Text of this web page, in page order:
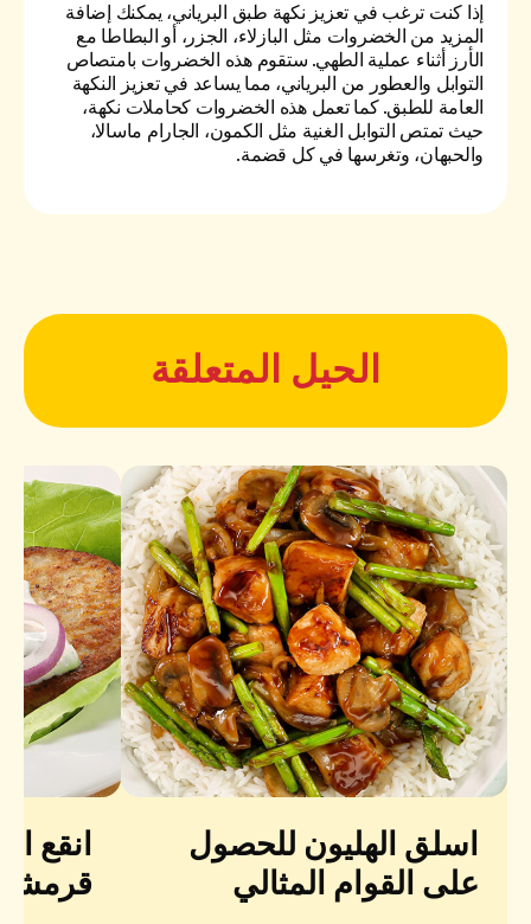
إذا كنت ترغب في تعزيز نكهة طبق البرياني، يمكنك إضافة
المزيد من الخضروات مثل البازلاء، الجزر، أو البطاطا مع
الأرز أثناء عملية الطهي. ستقوم هذه الخضروات بامتصاص
التوابل والعطور من البرياني، مما يساعد في تعزيز النكهة
العامة للطبق. كما تعمل هذه الخضروات كحاملات نكهة،
حيث تمتص التوابل الغنية مثل الكمون، الجارام ماسالا،
والحبهان، وتغرسها في كل قضمة.
الحيل المتعلقة
اسلق الهليون للحصول
على القوام المثالي
انقع